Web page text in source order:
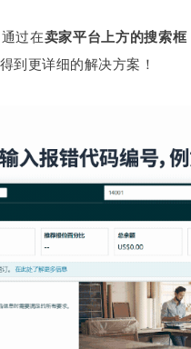
过在卖家平台上方的搜索框
到更详细的解决方案！